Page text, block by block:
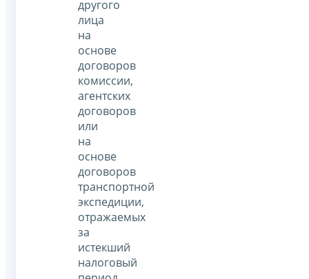
другого
лица
на
основе
договоров
комиссии,
агентских
договоров
или
на
основе
договоров
транспортной
экспедиции,
отражаемых
за
истекший
налоговый